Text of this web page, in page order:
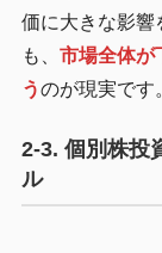
価に大きな影響
も、 市場全体が
うのが現実です
2-3. 個別株投
ル